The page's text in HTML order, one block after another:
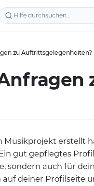
zu Auftrittsgelegenheiten?
Musikprojekt erstellt
gut gepflegtes
sondern auch für
deiner Profilseite